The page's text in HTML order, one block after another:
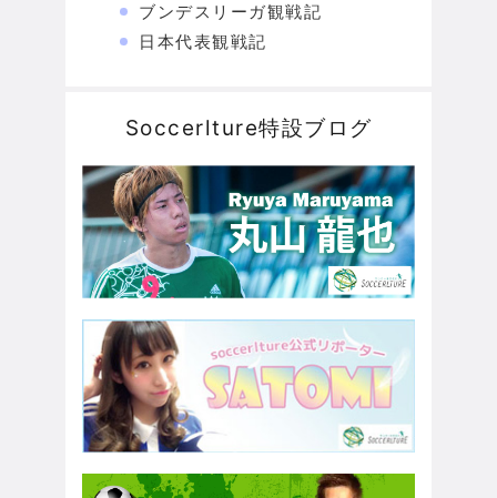
ブンデスリーガ観戦記
日本代表観戦記
Soccerlture特設ブログ